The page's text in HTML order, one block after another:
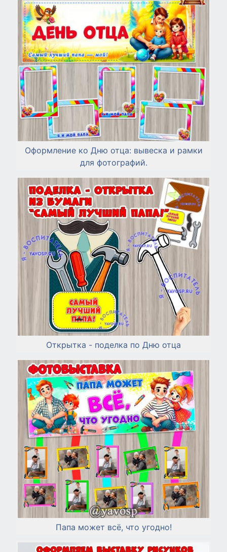
Оформление ко Дню отца: вывеска и рамки
для фотографий.
Открытка - поделка по Дню отца
Папа может всё, что угодно!